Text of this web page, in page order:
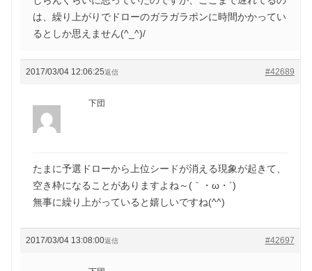
は、繰り上がりでドローのガラガラポンに時間かかってい
るとしか思えません(^_^)/
2017/03/04 12:06:25 #42689
返信
下団
たまに予選ドローから上位シードが消える現象が起きて、
空き枠になることがありますよね～(｀・ω・´)ゞ
無事に繰り上がっていると嬉しいですね(^^)
2017/03/04 13:08:00 #42697
返信